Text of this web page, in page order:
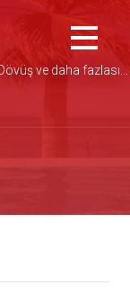
ve daha fazlası...